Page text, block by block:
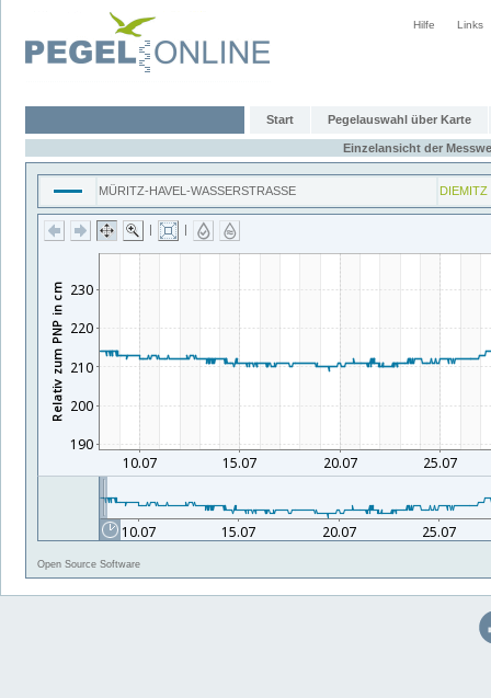
Hilfe Links
Start Pegelauswahl über Karte
Einzelansicht der
MÜRITZ-HAVEL-WASSERSTRASSE DIEMITZ
| |
Open Source Software